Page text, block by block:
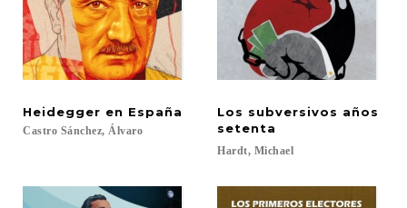
Heidegger en España
Castro Sánchez, Álvaro
Los subversivos años
setenta
Hardt, Michael